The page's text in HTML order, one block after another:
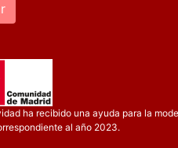
ha recibido una ayuda para la
al año 2023.